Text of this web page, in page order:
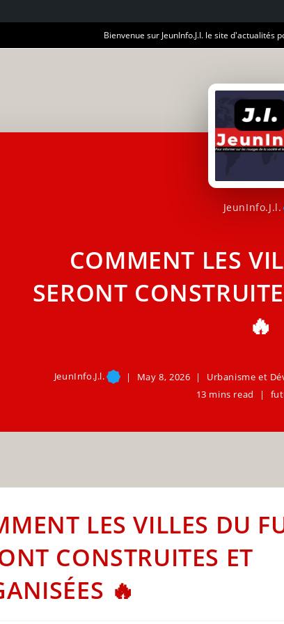
Bienvenue sur JeunInfo.J.I. le site d'actualités
JeunInfo.J.l.
COMMENT LES
SERONT
🔥
JeunInfo.J.l. May 8, 2026 Urbanisme et
13 mins read
LES VILLES DU
CONSTRUITES ET
🔥